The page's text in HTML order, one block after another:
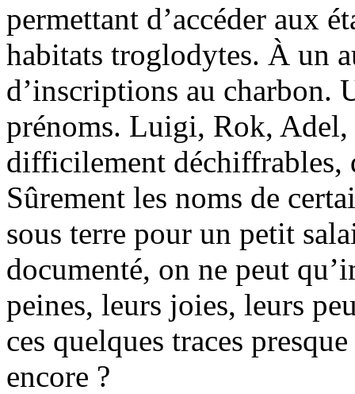
permettant d’accéder aux
habitats troglodytes. À un
d’inscriptions au charbon.
prénoms. Luigi, Rok, Adel,
difficilement déchiffrables,
Sûrement les noms de
sous terre pour un petit
documenté, on ne peut
peines, leurs joies, leurs
ces quelques traces
encore ?